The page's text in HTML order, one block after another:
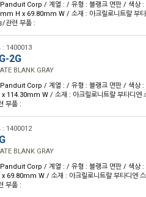
Corp / 계열 : / 유형 : 블랭크 면판 / 색상 :
H x 69.80mm W / 소재 : 아크릴로니트랄 부
/관련 부품 :
: 1400013
2G
BLANK GRAY
Corp / 계열 : / 유형 : 블랭크 면판 / 색상
114.30mm W / 소재 : 아크릴로니트랄 부타디엔
부품 :
: 1400012
BLANK GRAY
Corp / 계열 : / 유형 : 블랭크 면판 / 색상
69.80mm W / 소재 : 아크릴로니트랄 부타디엔
부품 :